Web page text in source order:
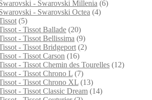
- Swarovski Millenia (6)
- Swarovski Octea (4)
(5)
- Tissot Ballade (20)
- Tissot Bellissima (9)
- Tissot Bridgeport (2)
- Tissot Carson (16)
- Tissot Chemin des Tourelles (12)
- Tissot Chrono L (7)
- Tissot Chrono XL (13)
- Tissot Classic Dream (14)